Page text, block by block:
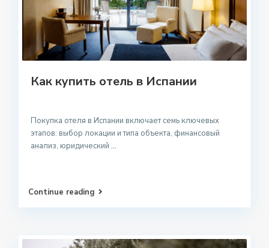
Как купить отель в Испании
Покупка отеля в Испании включает семь ключевых
этапов: выбор локации и типа объекта, финансовый
анализ, юридический ...
Continue reading